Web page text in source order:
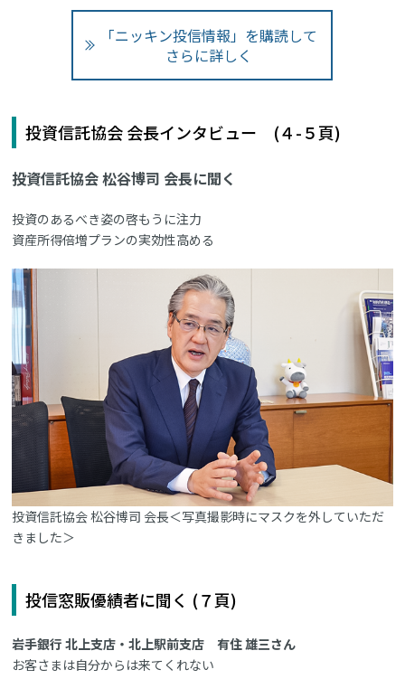
「ニッキン投信情報」を購読して
さらに詳しく
投資信託協会 会長インタビュー (４-５頁)
投資信託協会 松谷博司 会長に聞く
投資のあるべき姿の啓もうに注力
資産所得倍増プランの実効性高める
投資信託協会 松谷博司 会長＜写真撮影時にマスクを外していただ
きました＞
投信窓販優績者に聞く (７頁)
岩手銀行 北上支店・北上駅前支店 有住 雄三さん
お客さまは自分からは来てくれない